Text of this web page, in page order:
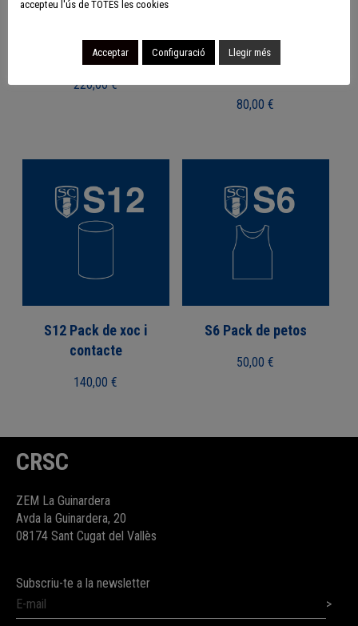
S14 Pack d’entrenament
220,00€
S6 Pack de xoc i
80,00€
S12 Pack de xoc i
contacte
140,00€
S6 Pack de petos
50,00€
CRSC
ZEM La Guinardera
Avda la Guinardera, 20
08174 Sant Cugat del Vallès
Subscriu-te a la newsletter
accepteu l'ús de TOTES les cookies
Acceptar Configuració Llegir més